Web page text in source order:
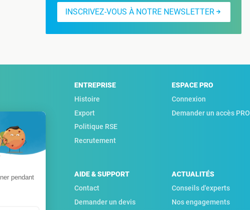
INSCRIVEZ-VOUS À NOTRE NEWSLETTER
ENTREPRISE
Histoire
Export
Politique RSE
Recrutement
ESPACE PRO
Connexion
Demander un accès PRO
AIDE & SUPPORT
Contact
Demander un devis
ACTUALITÉS
Conseils d'experts
Nos engagements